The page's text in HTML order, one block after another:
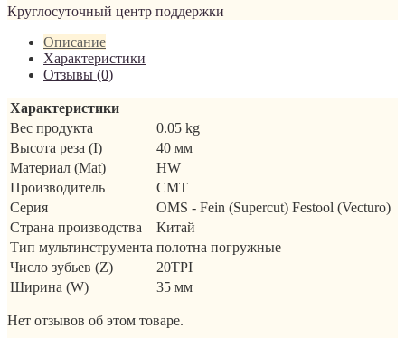
Круглосуточный центр поддержки
Описание
Характеристики
Отзывы (0)
Характеристики
Вес продукта
0.05 kg
Высота реза (I)
40 мм
Материал (Mat)
HW
Производитель
CMT
Серия
OMS - Fein (Supercut) Festool (Vecturo)
Страна производства
Китай
Тип мультинструмента полотна погружные
Число зубьев (Z)
20TPI
Ширина (W)
35 мм
Нет отзывов об этом товаре.